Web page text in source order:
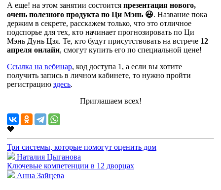
А еще! на этом занятии состоится презентация нового,
очень полезного продукта по Ци Мэнь 😃. Название пока
держим в секрете, расскажем только, что это отличное
подспорье для тех, кто начинает прогнозировать по Ци
Мэнь Дунь Цзя. Те, кто будут присутствовать на встрече 12
апреля онлайн, смогут купить его по специальной цене!
Ссылка на вебинар, код доступа 1, а если вы хотите
получить запись в личном кабинете, то нужно пройти
регистрацию здесь.
Приглашаем всех!
🧡
Три системы, которые помогут оценить дом
Наталия Цыганова
Ключевые компетенции в 12 дворцах
Анна Зайцева